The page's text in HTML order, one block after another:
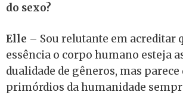
do sexo?
Elle – Sou relutante em acreditar
essência o corpo humano esteja
dualidade de gêneros, mas parece
primórdios da humanidade